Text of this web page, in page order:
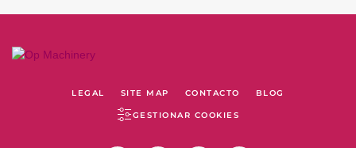
LEGAL SITE MAP CONTACTO BLOG
GESTIONAR COOKIES